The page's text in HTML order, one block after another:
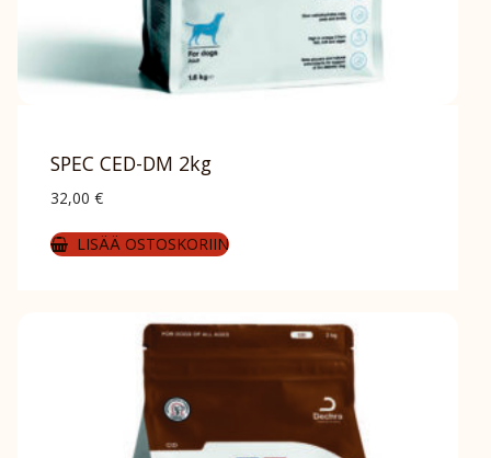
SPEC CED-DM 2kg
32,00 €
LISÄÄ OSTOSKORIIN